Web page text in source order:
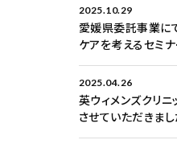
2025.10.29
愛媛県委託事業に
ケアを考えるセミ
2025.04.26
英ウィメンズクリ
させていただきま